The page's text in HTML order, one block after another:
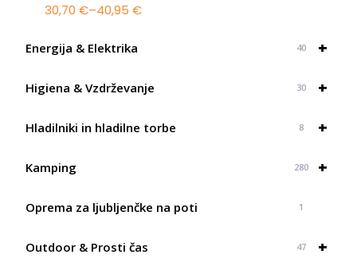
+
Energija & Elektrika 40
+
Higiena & Vzdrževanje 30
+
Hladilniki in hladilne torbe 8
+
Kamping 280
Oprema za ljubljenčke na poti 1
+
Outdoor & Prosti čas 47
30,70 €–40,95 €
Cenovni
od
40,95 €